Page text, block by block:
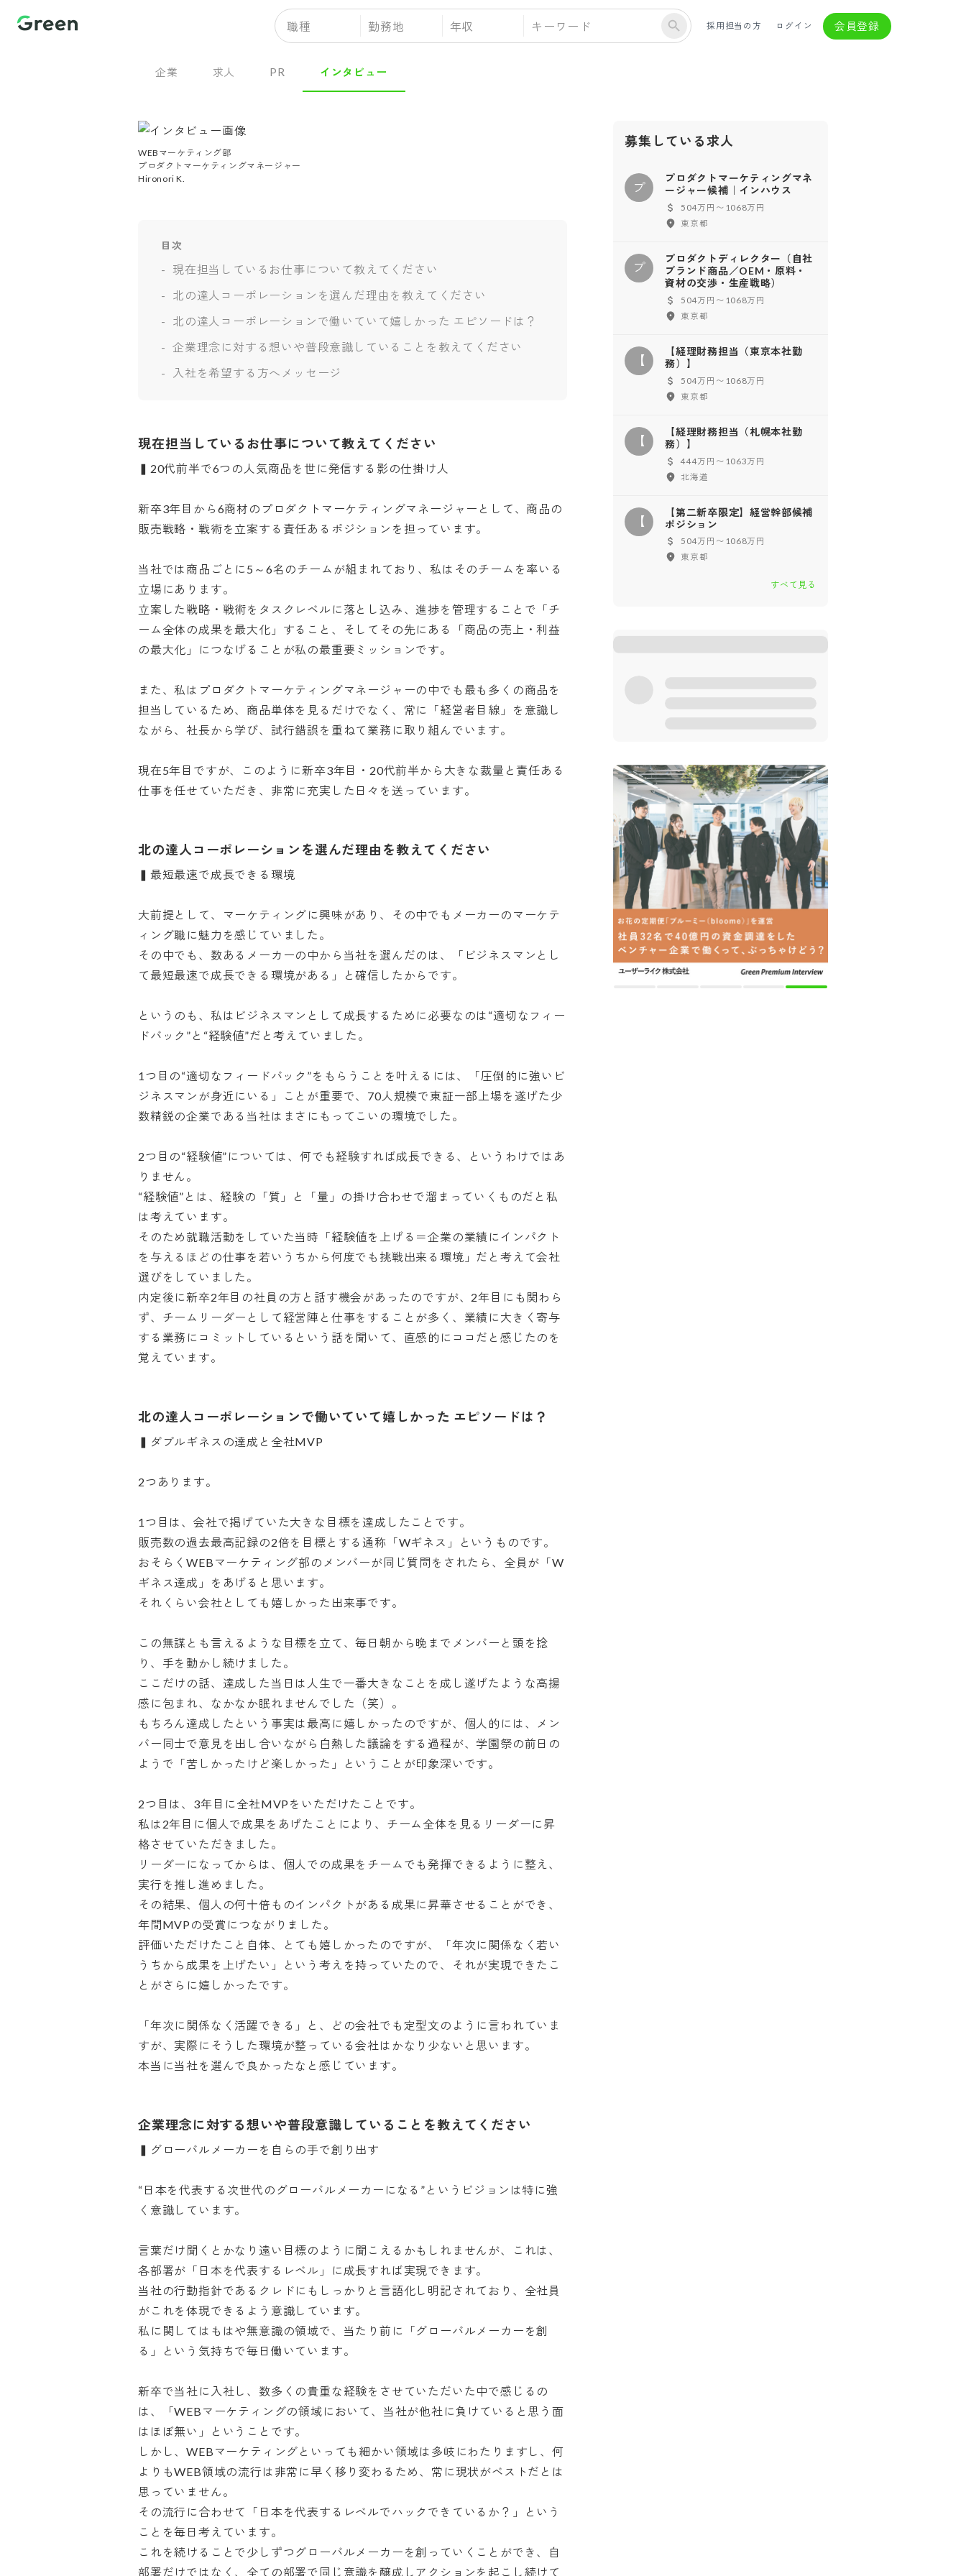
職種 勤務地 年収 採用担当の方 ログイン 会員登録
企業 求人 PR インタビュー
WEBマーケティング部
プロダクトマーケティングマネージャー
Hironori K.
目次
現在担当しているお仕事について教えてください
北の達人コーポレーションを選んだ理由を教えてください
北の達人コーポレーションで働いていて嬉しかった エピソードは？
企業理念に対する想いや普段意識していることを教えてください
入社を希望する方へメッセージ
現在担当しているお仕事について教えてください
▍20代前半で6つの人気商品を世に発信する影の仕掛け人
新卒3年目から6商材のプロダクトマーケティングマネージャーとして、商品の
販売戦略・戦術を立案する責任あるポジションを担っています。
当社では商品ごとに5～6名のチームが組まれており、私はそのチームを率いる
立場にあります。
立案した戦略・戦術をタスクレベルに落とし込み、進捗を管理することで「チ
ーム全体の成果を最大化」すること、そしてその先にある「商品の売上・利益
の最大化」につなげることが私の最重要ミッションです。
また、私はプロダクトマーケティングマネージャーの中でも最も多くの商品を
担当しているため、商品単体を見るだけでなく、常に「経営者目線」を意識し
ながら、社長から学び、試行錯誤を重ねて業務に取り組んでいます。
現在5年目ですが、このように新卒3年目・20代前半から大きな裁量と責任ある
仕事を任せていただき、非常に充実した日々を送っています。
北の達人コーポレーションを選んだ理由を教えてください
▍最短最速で成長できる環境
大前提として、マーケティングに興味があり、その中でもメーカーのマーケテ
ィング職に魅力を感じていました。
その中でも、数あるメーカーの中から当社を選んだのは、「ビジネスマンとし
て最短最速で成長できる環境がある」と確信したからです。
というのも、私はビジネスマンとして成長するために必要なのは“適切なフィー
ドバック”と“経験値”だと考えていました。
1つ目の“適切なフィードバック”をもらうことを叶えるには、「圧倒的に強いビ
ジネスマンが身近にいる」ことが重要で、70人規模で東証一部上場を遂げた少
数精鋭の企業である当社はまさにもってこいの環境でした。
2つ目の“経験値”については、何でも経験すれば成長できる、というわけではあ
りません。
“経験値”とは、経験の「質」と「量」の掛け合わせで溜まっていくものだと私
は考えています。
そのため就職活動をしていた当時「経験値を上げる＝企業の業績にインパクト
を与えるほどの仕事を若いうちから何度でも挑戦出来る環境」だと考えて会社
選びをしていました。
内定後に新卒2年目の社員の方と話す機会があったのですが、2年目にも関わら
ず、チームリーダーとして経営陣と仕事をすることが多く、業績に大きく寄与
する業務にコミットしているという話を聞いて、直感的にココだと感じたのを
覚えています。
北の達人コーポレーションで働いていて嬉しかった エピソードは？
▍ダブルギネスの達成と全社MVP
2つあります。
1つ目は、会社で掲げていた大きな目標を達成したことです。
販売数の過去最高記録の2倍を目標とする通称「Wギネス」というものです。
おそらくWEBマーケティング部のメンバーが同じ質問をされたら、全員が「W
ギネス達成」をあげると思います。
それくらい会社としても嬉しかった出来事です。
この無謀とも言えるような目標を立て、毎日朝から晩までメンバーと頭を捻
り、手を動かし続けました。
ここだけの話、達成した当日は人生で一番大きなことを成し遂げたような高揚
感に包まれ、なかなか眠れませんでした（笑）。
もちろん達成したという事実は最高に嬉しかったのですが、個人的には、メン
バー同士で意見を出し合いながら白熱した議論をする過程が、学園祭の前日の
ようで「苦しかったけど楽しかった」ということが印象深いです。
2つ目は、3年目に全社MVPをいただけたことです。
私は2年目に個人で成果をあげたことにより、チーム全体を見るリーダーに昇
格させていただきました。
リーダーになってからは、個人での成果をチームでも発揮できるように整え、
実行を推し進めました。
その結果、個人の何十倍ものインパクトがある成果に昇華させることができ、
年間MVPの受賞につながりました。
評価いただけたこと自体、とても嬉しかったのですが、「年次に関係なく若い
うちから成果を上げたい」という考えを持っていたので、それが実現できたこ
とがさらに嬉しかったです。
「年次に関係なく活躍できる」と、どの会社でも定型文のように言われていま
すが、実際にそうした環境が整っている会社はかなり少ないと思います。
本当に当社を選んで良かったなと感じています。
企業理念に対する想いや普段意識していることを教えてください
▍グローバルメーカーを自らの手で創り出す
“日本を代表する次世代のグローバルメーカーになる”というビジョンは特に強
く意識しています。
言葉だけ聞くとかなり遠い目標のように聞こえるかもしれませんが、これは、
各部署が「日本を代表するレベル」に成長すれば実現できます。
当社の行動指針であるクレドにもしっかりと言語化し明記されており、全社員
がこれを体現できるよう意識しています。
私に関してはもはや無意識の領域で、当たり前に「グローバルメーカーを創
る」という気持ちで毎日働いています。
新卒で当社に入社し、数多くの貴重な経験をさせていただいた中で感じるの
は、「WEBマーケティングの領域において、当社が他社に負けていると思う面
はほぼ無い」ということです。
しかし、WEBマーケティングといっても細かい領域は多岐にわたりますし、何
よりもWEB領域の流行は非常に早く移り変わるため、常に現状がベストだとは
思っていません。
その流行に合わせて「日本を代表するレベルでハックできているか？」という
ことを毎日考えています。
これを続けることで少しずつグローバルメーカーを創っていくことができ、自
部署だけではなく、全ての部署で同じ意識を醸成しアクションを起こし続けて
募集している求人
プ
プロダクトマーケティングマネ
ージャー候補｜インハウス
504万円〜1068万円
東京都
プ
プロダクトディレクター（自社
ブランド商品／OEM・原料・
資材の交渉・生産戦略）
504万円〜1068万円
東京都
【
【経理財務担当（東京本社勤
務）】
504万円〜1068万円
東京都
【
【経理財務担当（札幌本社勤
務）】
444万円〜1063万円
北海道
【
【第二新卒限定】経営幹部候補
ポジション
504万円〜1068万円
東京都
すべて見る